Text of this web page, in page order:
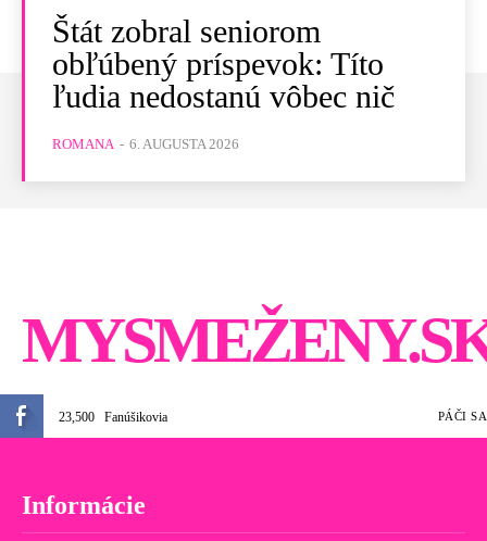
Štát zobral seniorom
obľúbený príspevok: Títo
ľudia nedostanú vôbec nič
ROMANA - 6. AUGUSTA 2026
23,500 Fanúšikovia PÁČI SA
Informácie